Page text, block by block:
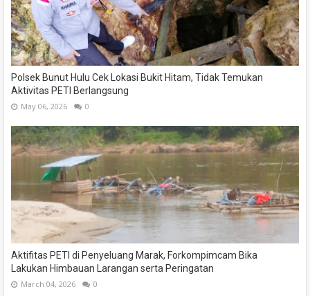
Polsek Bunut Hulu Cek Lokasi Bukit Hitam, Tidak Temukan
Aktivitas PETI Berlangsung
May 06, 2026 0
Aktifitas PETI di Penyeluang Marak, Forkompimcam Bika
Lakukan Himbauan Larangan serta Peringatan
March 04, 2026 0